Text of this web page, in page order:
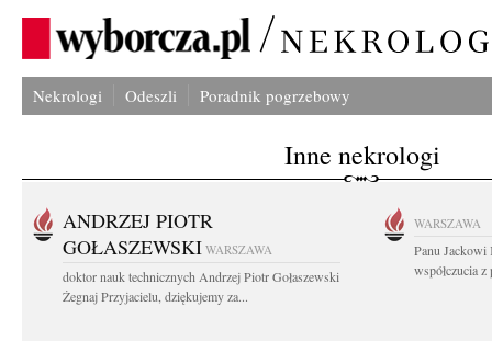
Nekrologi Odeszli Poradnik pogrzebowy
Inne nekrologi
ANDRZEJ PIOTR
GOŁASZEWSKI WARSZAWA
doktor nauk technicznych Andrzej Piotr Gołaszewski
Żegnaj Przyjacielu, dziękujemy za...
WARSZAWA
Panu Jackowi
współczucia